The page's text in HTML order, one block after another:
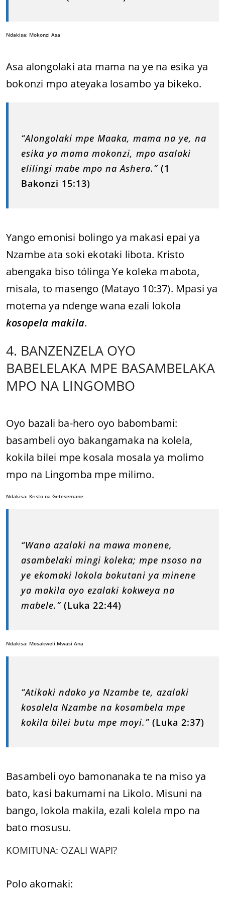
Ndakisa: Mokonzi Asa
Asa alongolaki ata mama na ye na esika ya
bokonzi mpo ateyaka losambo ya bikeko.
“Alongolaki mpe Maaka, mama na ye, na
esika ya mama mokonzi, mpo asalaki
elilingi mabe mpo na Ashera.” (1
Bakonzi 15:13)
Yango emonisi bolingo ya makasi epai ya
Nzambe ata soki ekotaki libota. Kristo
abengaka biso tólinga Ye koleka mabota,
misala, to masengo (Matayo 10:37). Mpasi ya
motema ya ndenge wana ezali lokola
kosopela makila.
4. BANZENZELA OYO
BABELELAKA MPE BASAMBELAKA
MPO NA LINGOMBO
Oyo bazali ba-hero oyo babombami:
basambeli oyo bakangamaka na kolela,
kokila bilei mpe kosala mosala ya molimo
mpo na Lingomba mpe milimo.
Ndakisa: Kristo na Getesemane
“Wana azalaki na mawa monene,
asambelaki mingi koleka; mpe nsoso na
ye ekomaki lokola bokutani ya minene
ya makila oyo ezalaki kokweya na
mabele.” (Luka 22:44)
Ndakisa: Mosakweli Mwasi Ana
“Atikaki ndako ya Nzambe te, azalaki
kosalela Nzambe na kosambela mpe
kokila bilei butu mpe moyi.” (Luka 2:37)
Basambeli oyo bamonanaka te na miso ya
bato, kasi bakumami na Likolo. Misuni na
bango, lokola makila, ezali kolela mpo na
bato mosusu.
KOMITUNA: OZALI WAPI?
Polo akomaki: